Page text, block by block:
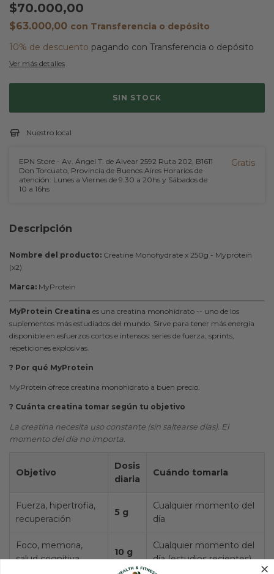
$70.000,00
$63.000,00 con Transferencia o depósito
10% de descuento pagando con Transferencia o depósito
Ver más detalles
Nuestro local
EPN Store - Av. Ángel T. de Alvear 2592 Ruta 202, B1611
Don Torcuato, Provincia de Buenos Aires Horarios de
atención: Lunes a Viernes de 9.30 a 20hs y Sábados de
10 a 16hs
Gratis
Descripción
Nombre del producto: Creatine Monohydrate x 250g - Myprotein
(x2)
Marca: MyProtein
MyProtein Creatina es una creatina monohidrato -- uno de los
suplementos más estudiados del mundo. Sirve para tener más energía
disponible en esfuerzos cortos e intensos: series de fuerza, sprints,
repeticiones explosivas.
? Por qué MyProtein
MyProtein ofrece creatina monohidrato a buen precio.
? Cuánta creatina tomar según tu objetivo
La creatina necesita uso constante (sin saltearse días). El
momento del día no importa.
Objetivo
Dosis
diaria
Cuándo tomarla
Fuerza, hipertrofia,
recuperación
5 g
Cualquier momento del
día
Foco, memoria,
salud cognitiva
10 g
Cualquier momento del
día (estudios recientes)